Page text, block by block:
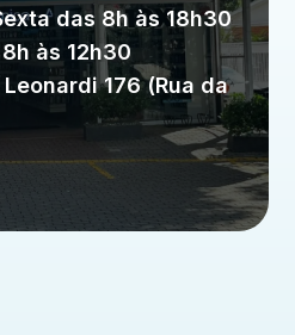
das 8h às 18h30
às 12h30
176 (Rua da